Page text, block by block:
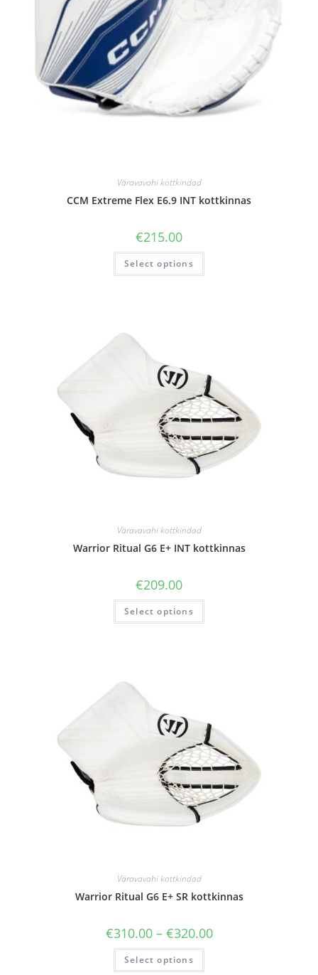
Väravavahi kottkindad
CCM Extreme Flex E6.9 INT kottkinnas
€215.00
Select options
Väravavahi kottkindad
Warrior Ritual G6 E+ INT kottkinnas
€209.00
Select options
Väravavahi kottkindad
Warrior Ritual G6 E+ SR kottkinnas
€310.00– €320.00
Select options